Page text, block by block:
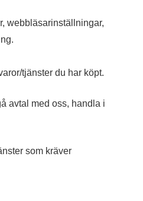
webbläsarinställningar,
tjänster du har köpt.
avtal med oss, handla i
som kräver